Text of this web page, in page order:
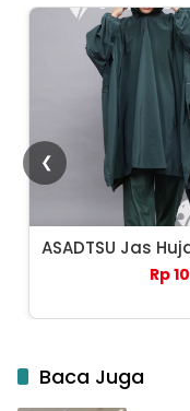
❮
ASADTSU Jas
Rp
Baca Juga